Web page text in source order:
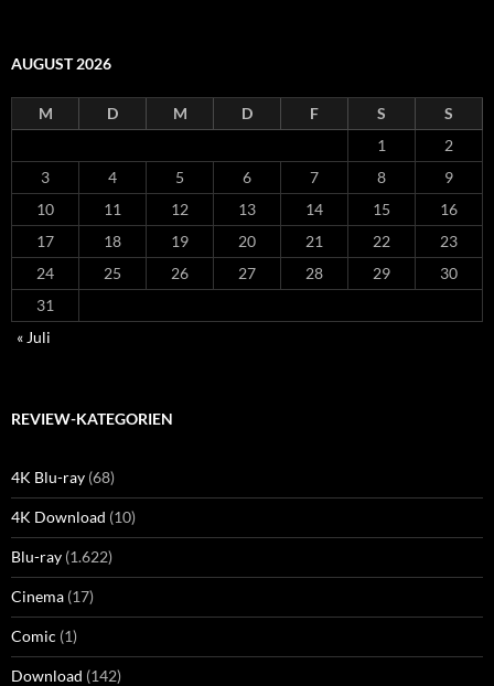
AUGUST 2026
M D M D F S
S
1
2
3
4 5 6 7 8
9
10
11 12 13 14 15
16
17
18 19 20 21 22
23
24
25 26 27 28 29
30
31
« Juli
REVIEW-KATEGORIEN
4K Blu-ray (68)
4K Download (10)
Blu-ray (1.622)
Cinema (17)
Comic (1)
Download (142)